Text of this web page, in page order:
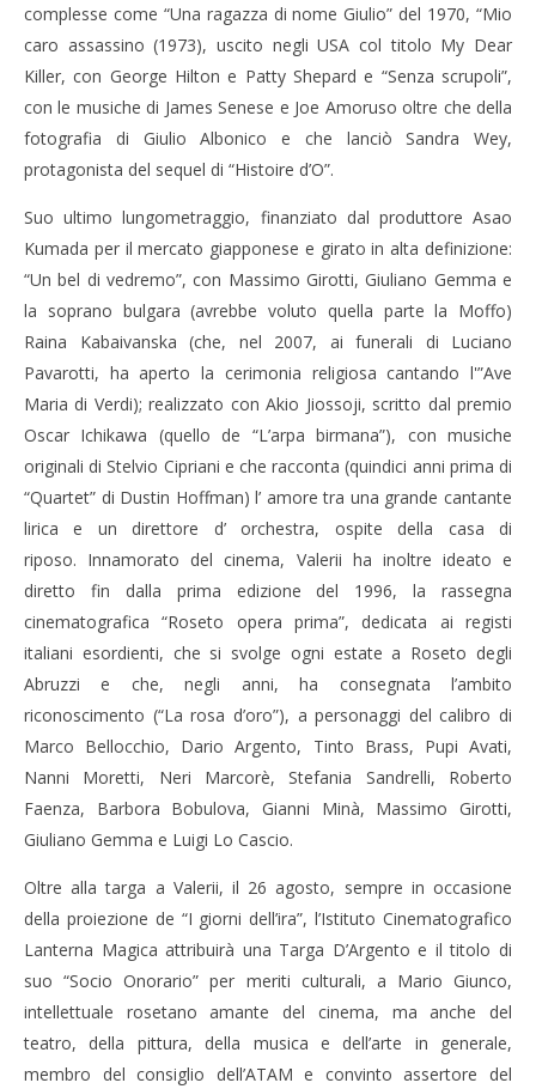
complesse come “Una ragazza di nome Giulio” del 1970, “Mio
caro assassino (1973), uscito negli USA col titolo My Dear
Killer, con George Hilton e Patty Shepard e “Senza scrupoli”,
con le musiche di James Senese e Joe Amoruso oltre che della
fotografia di Giulio Albonico e che lanciò Sandra Wey,
protagonista del sequel di “Histoire d’O”.
Suo ultimo lungometraggio, finanziato dal produttore Asao
Kumada per il mercato giapponese e girato in alta definizione:
“Un bel di vedremo”, con Massimo Girotti, Giuliano Gemma e
la soprano bulgara (avrebbe voluto quella parte la Moffo)
Raina Kabaivanska (che, nel 2007, ai funerali di Luciano
Pavarotti, ha aperto la cerimonia religiosa cantando l'”Ave
Maria di Verdi); realizzato con Akio Jiossoji, scritto dal premio
Oscar Ichikawa (quello de “L’arpa birmana”), con musiche
originali di Stelvio Cipriani e che racconta (quindici anni prima di
“Quartet” di Dustin Hoffman) l’ amore tra una grande cantante
lirica e un direttore d’ orchestra, ospite della casa di
riposo. Innamorato del cinema, Valerii ha inoltre ideato e
diretto fin dalla prima edizione del 1996, la rassegna
cinematografica “Roseto opera prima”, dedicata ai registi
italiani esordienti, che si svolge ogni estate a Roseto degli
Abruzzi e che, negli anni, ha consegnata l’ambito
riconoscimento (“La rosa d’oro”), a personaggi del calibro di
Marco Bellocchio, Dario Argento, Tinto Brass, Pupi Avati,
Nanni Moretti, Neri Marcorè, Stefania Sandrelli, Roberto
Faenza, Barbora Bobulova, Gianni Minà, Massimo Girotti,
Giuliano Gemma e Luigi Lo Cascio.
Oltre alla targa a Valerii, il 26 agosto, sempre in occasione
della proiezione de “I giorni dell’ira”, l’Istituto Cinematografico
Lanterna Magica attribuirà una Targa D’Argento e il titolo di
suo “Socio Onorario” per meriti culturali, a Mario Giunco,
intellettuale rosetano amante del cinema, ma anche del
teatro, della pittura, della musica e dell’arte in generale,
membro del consiglio dell’ATAM e convinto assertore del